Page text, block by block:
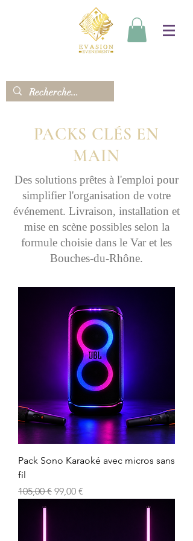
PACKS CLÉS EN
MAIN
Des solutions prêtes à l'emploi pour
simplifier l'organisation de votre
événement. Livraison, installation et
mise en scène possibles selon la
formule choisie dans le Var et les
Bouches-du-Rhône.
Pack Sono Karaoké avec micros sans
fil
Prix original
105,00 € Prix promotionnel
99,00 €